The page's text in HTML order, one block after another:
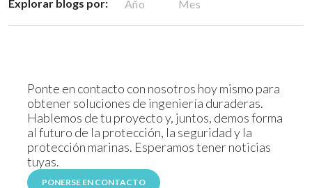
Explorar blogs por:
Ponte en contacto con nosotros hoy mismo para
obtener soluciones de ingeniería duraderas.
Hablemos de tu proyecto y, juntos, demos forma
al futuro de la protección, la seguridad y la
protección marinas. Esperamos tener noticias
tuyas.
PONERSE EN CONTACTO